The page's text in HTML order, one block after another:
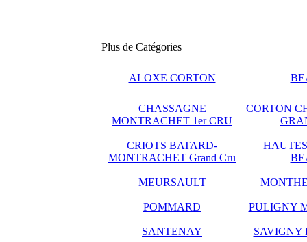
Plus de Catégories
ALOXE CORTON
CHASSAGNE
MONTRACHET 1er CRU
CORTON
CRIOTS BATARD-
MONTRACHET Grand Cru
MEURSAULT
POMMARD PULIGNY
SANTENAY SAVIGNY